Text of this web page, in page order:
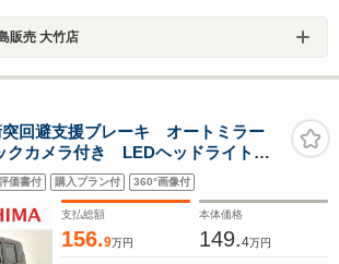
販売 大竹店
回避支援ブレーキ オートミラー
クカメラ付き LEDヘッドライト
止装置 オートライト オートマ
コアイドル アルミホイール キ
価書付 購入プラン付 360°画像付
支払総額
156.9万円
本体価格
149.4万円